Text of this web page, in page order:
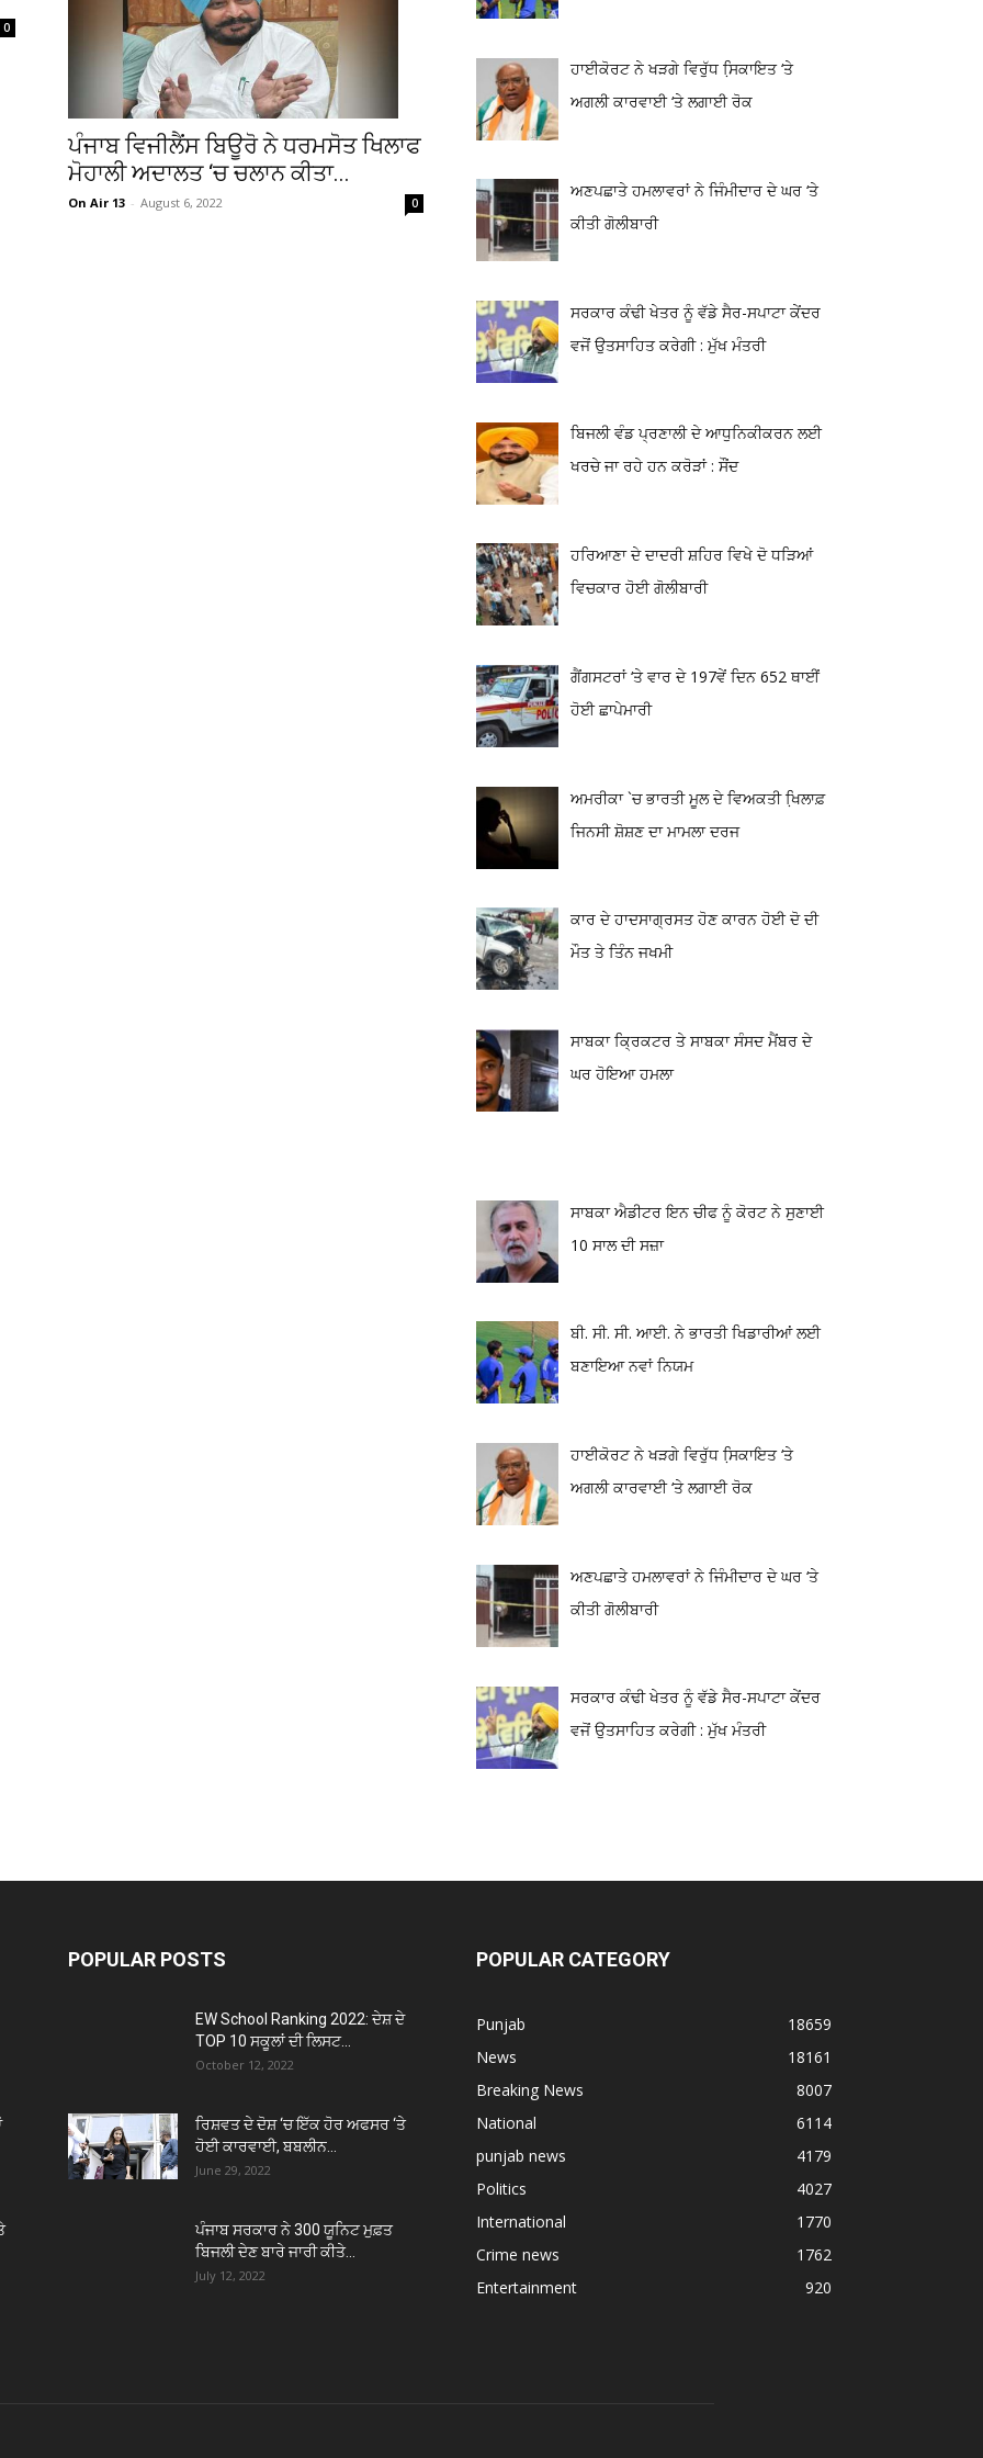
0
ਪੰਜਾਬ ਵਿਜੀਲੈਂਸ ਬਿਊਰੋ ਨੇ ਧਰਮਸੋਤ ਖਿਲਾਫ
ਮੋਹਾਲੀ ਅਦਾਲਤ ‘ਚ ਚਲਾਨ ਕੀਤਾ...
On Air 13 - August 6, 2022 0
ਹਾਈਕੋਰਟ ਨੇ ਖੜਗੇ ਵਿਰੁੱਧ ਸਿ਼ਕਾਇਤ ‘ਤੇ
ਅਗਲੀ ਕਾਰਵਾਈ ‘ਤੇ ਲਗਾਈ ਰੋਕ
ਅਣਪਛਾਤੇ ਹਮਲਾਵਰਾਂ ਨੇ ਜਿੰਮੀਦਾਰ ਦੇ ਘਰ ‘ਤੇ
ਕੀਤੀ ਗੋਲੀਬਾਰੀ
ਸਰਕਾਰ ਕੰਢੀ ਖੇਤਰ ਨੂੰ ਵੱਡੇ ਸੈਰ-ਸਪਾਟਾ ਕੇਂਦਰ
ਵਜੋਂ ਉਤਸਾਹਿਤ ਕਰੇਗੀ : ਮੁੱਖ ਮੰਤਰੀ
ਬਿਜਲੀ ਵੰਡ ਪ੍ਰਣਾਲੀ ਦੇ ਆਧੁਨਿਕੀਕਰਨ ਲਈ
ਖਰਚੇ ਜਾ ਰਹੇ ਹਨ ਕਰੋੜਾਂ : ਸੌਂਦ
ਹਰਿਆਣਾ ਦੇ ਦਾਦਰੀ ਸ਼ਹਿਰ ਵਿਖੇ ਦੋ ਧੜਿਆਂ
ਵਿਚਕਾਰ ਹੋਈ ਗੋਲੀਬਾਰੀ
ਗੈਂਗਸਟਰਾਂ ‘ਤੇ ਵਾਰ ਦੇ 197ਵੇਂ ਦਿਨ 652 ਥਾਈਂ
ਹੋਈ ਛਾਪੇਮਾਰੀ
ਅਮਰੀਕਾ `ਚ ਭਾਰਤੀ ਮੂਲ ਦੇ ਵਿਅਕਤੀ ਖਿ਼ਲਾਫ਼
ਜਿਨਸੀ ਸ਼ੋਸ਼ਣ ਦਾ ਮਾਮਲਾ ਦਰਜ
ਕਾਰ ਦੇ ਹਾਦਸਾਗ੍ਰਸਤ ਹੋਣ ਕਾਰਨ ਹੋਈ ਦੋ ਦੀ
ਮੌਤ ਤੇ ਤਿੰਨ ਜਖਮੀ
ਸਾਬਕਾ ਕ੍ਰਿਕਟਰ ਤੇ ਸਾਬਕਾ ਸੰਸਦ ਮੈਂਬਰ ਦੇ
ਘਰ ਹੋਇਆ ਹਮਲਾ
ਸਾਬਕਾ ਐਡੀਟਰ ਇਨ ਚੀਫ ਨੂੰ ਕੋਰਟ ਨੇ ਸੁਣਾਈ
10 ਸਾਲ ਦੀ ਸਜ਼ਾ
ਬੀ. ਸੀ. ਸੀ. ਆਈ. ਨੇ ਭਾਰਤੀ ਖਿਡਾਰੀਆਂ ਲਈ
ਬਣਾਇਆ ਨਵਾਂ ਨਿਯਮ
ਹਾਈਕੋਰਟ ਨੇ ਖੜਗੇ ਵਿਰੁੱਧ ਸਿ਼ਕਾਇਤ ‘ਤੇ
ਅਗਲੀ ਕਾਰਵਾਈ ‘ਤੇ ਲਗਾਈ ਰੋਕ
ਅਣਪਛਾਤੇ ਹਮਲਾਵਰਾਂ ਨੇ ਜਿੰਮੀਦਾਰ ਦੇ ਘਰ ‘ਤੇ
ਕੀਤੀ ਗੋਲੀਬਾਰੀ
ਸਰਕਾਰ ਕੰਢੀ ਖੇਤਰ ਨੂੰ ਵੱਡੇ ਸੈਰ-ਸਪਾਟਾ ਕੇਂਦਰ
ਵਜੋਂ ਉਤਸਾਹਿਤ ਕਰੇਗੀ : ਮੁੱਖ ਮੰਤਰੀ
POPULAR POSTS
EW School Ranking 2022: ਦੇਸ਼ ਦੇ
TOP 10 ਸਕੂਲਾਂ ਦੀ ਲਿਸਟ...
October 12, 2022
ਰਿਸ਼ਵਤ ਦੇ ਦੋਸ਼ ‘ਚ ਇੱਕ ਹੋਰ ਅਫਸਰ ‘ਤੇ
ਹੋਈ ਕਾਰਵਾਈ, ਬਬਲੀਨ...
June 29, 2022
ਪੰਜਾਬ ਸਰਕਾਰ ਨੇ 300 ਯੂਨਿਟ ਮੁਫ਼ਤ
ਬਿਜਲੀ ਦੇਣ ਬਾਰੇ ਜਾਰੀ ਕੀਤੇ...
July 12, 2022
POPULAR CATEGORY
Punjab
18659
News
18161
Breaking News
8007
National
6114
punjab news
4179
Politics
4027
International
1770
Crime news
1762
Entertainment
920